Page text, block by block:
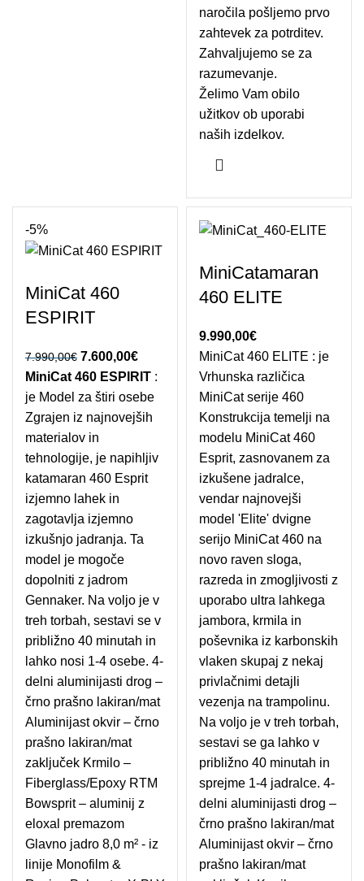
naročila pošljemo prvo
zahtevek za potrditev.
Zahvaljujemo se za
razumevanje.
Želimo Vam obilo
užitkov ob uporabi
naših izdelkov.
-5%
MiniCat 460
ESPIRIT
7.990,00€ Izvirna cena je
bila: 7.990,00€.
7.600,00€
cena je:
7.600,00€.
MiniCat 460 ESPIRIT :
je Model za štiri osebe
Zgrajen iz najnovejših
materialov in
tehnologije, je napihljiv
katamaran 460 Esprit
izjemno lahek in
zagotavlja izjemno
izkušnjo jadranja. Ta
model je mogoče
dopolniti z jadrom
Gennaker. Na voljo je v
treh torbah, sestavi se v
približno 40 minutah in
lahko nosi 1-4 osebe. 4-
delni aluminijasti drog –
črno prašno lakiran/mat
Aluminijast okvir – črno
prašno lakiran/mat
zaključek Krmilo –
Fiberglass/Epoxy RTM
Bowsprit – aluminij z
eloxal premazom
Glavno jadro 8,0 m² - iz
linije Monofilm &
MiniCatamaran
460 ELITE
9.990,00€
MiniCat 460 ELITE : je
Vrhunska različica
MiniCat serije 460
Konstrukcija temelji na
modelu MiniCat 460
Esprit, zasnovanem za
izkušene jadralce,
vendar najnovejši
model 'Elite' dvigne
serijo MiniCat 460 na
novo raven sloga,
razreda in zmogljivosti z
uporabo ultra lahkega
jambora, krmila in
poševnika iz karbonskih
vlaken skupaj z nekaj
privlačnimi detajli
vezenja na trampolinu.
Na voljo je v treh torbah,
sestavi se ga lahko v
približno 40 minutah in
sprejme 1-4 jadralce. 4-
delni aluminijasti drog –
črno prašno lakiran/mat
Aluminijast okvir – črno
prašno lakiran/mat